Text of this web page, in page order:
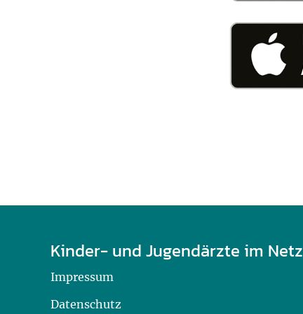
U0-Vorsorge
Kinder- und Jugendärzte im Netz
Impressum
Datenschutz